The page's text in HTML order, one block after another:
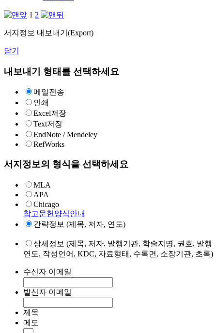
1 2
서지정보 내보내기(Export)
닫기
내보내기 형태를 선택하세요
메일전송
인쇄
Excel저장
Text저장
EndNote / Mendeley
RefWorks
서지정보의 형식을 선택하세요
MLA
APA
Chicago
참고문헌양식안내
간략정보 (제목, 저자, 연도)
상세정보 (제목, 저자, 발행기관, 학술지명, 권호, 발행
연도, 작성언어, KDC, 자료형태, 수록면, 소장기관, 초록)
수신자 이메일
발신자 이메일
제목
메모